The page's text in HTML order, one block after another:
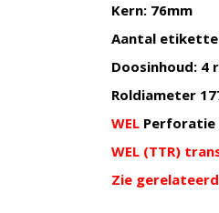
Kern: 76mm
Aantal
Doosinhoud: 4
Roldiameter
WEL
WEL (TTR)
Zie